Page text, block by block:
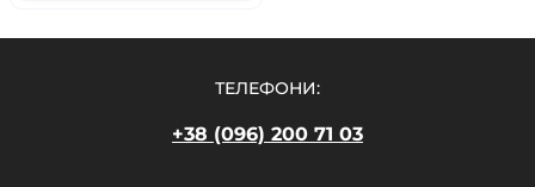
ТЕЛЕФОНИ:
+38 (096) 200 71 03